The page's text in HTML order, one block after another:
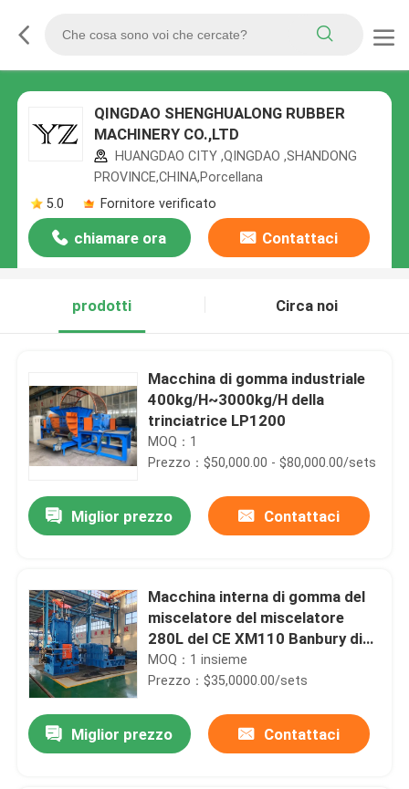
QINGDAO SHENGHUALONG RUBBER
MACHINERY CO.,LTD
HUANGDAO CITY ,QINGDAO ,SHANDONG
PROVINCE,CHINA,Porcellana
5.0
Fornitore verificato
chiamare ora Contattaci
prodotti Circa noi
Macchina di gomma industriale
400kg/H~3000kg/H della
trinciatrice LP1200
MOQ：1
Prezzo：$50,000.00 - $80,000.00/sets
Miglior prezzo Contattaci
Macchina interna di gomma del
miscelatore del miscelatore
280L del CE XM110 Banbury di
iso
MOQ：1 insieme
Prezzo：$35,0000.00/sets
Miglior prezzo Contattaci